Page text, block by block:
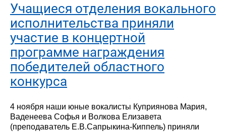
Учащиеся отделения вокального
исполнительства приняли
участие в концертной
программе награждения
победителей областного
конкурса
4 ноября наши юные вокалисты Куприянова Мария,
Ваденеева Софья и Волкова Елизавета
(преподаватель Е.В.Сапрыкина-Киппель) приняли